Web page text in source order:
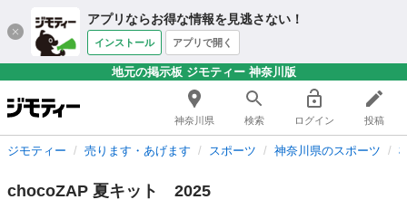
アプリならお得な情報を見逃さない！
インストール アプリで開く
地元の掲示板 ジモティー 神奈川版
神奈川県 検索 ログイン 投稿
ジモティー 売ります・あげます スポーツ 神奈川県のスポーツ
chocoZAP 夏キット 2025